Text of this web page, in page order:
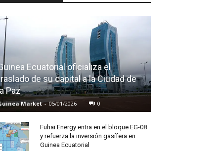
Ecuatorial oficializa el
de su capital a la Ciudad de
Paz
Market - 05/01/2026 0
Fuhai Energy entra en el bloque EG-08
y refuerza la inversión gasífera en
Guinea Ecuatorial